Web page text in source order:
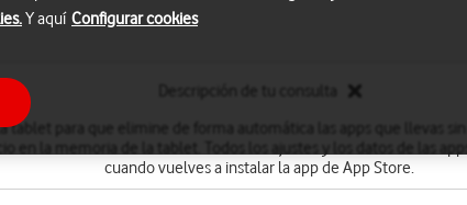
tablet para que elimine de forma automática las apps que llevas
en la memoria de la tablet. Todos los ajustes y los datos de las
cuando vuelves a instalar la app de App Store.
Y aquí Configurar cookies